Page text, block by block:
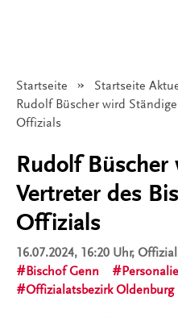
Startseite Startseite
Angezeigt:
Rudolf Büscher wird
Offizials
Rudolf
Vertreter des
Offizials
16.07.2024, 16:20 Uhr,
Bischof Genn
Offizialatsbezirk Oldenburg